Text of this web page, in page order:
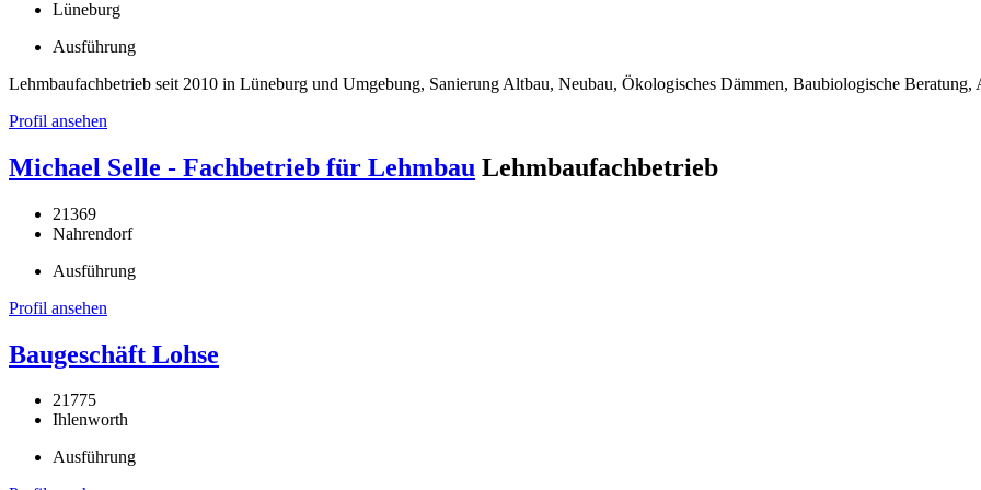
Lüneburg
Ausführung
Lehmbaufachbetrieb seit 2010 in Lüneburg und Umgebung, Sanierung Altbau, Neubau, Ökologisches Dämmen, Baubiologische Beratung,
Profil ansehen
Michael Selle - Fachbetrieb für Lehmbau Lehmbaufachbetrieb
21369
Nahrendorf
Ausführung
Profil ansehen
Baugeschäft Lohse
21775
Ihlenworth
Ausführung